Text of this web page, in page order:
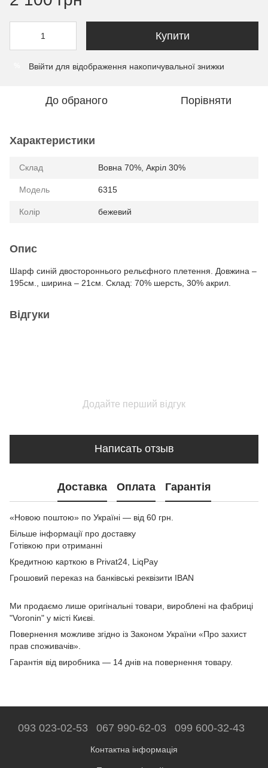
Купити
Ввійти для відображення накопичувальної знижки
До обраного Порівняти
Характеристики
Склад Вовна 70%, Акріл 30%
Модель 6315
Колір бежевий
Опис
Шарф синій двостороннього рельєфного плетення. Довжина –
195см., ширина – 21см. Склад: 70% шерсть, 30% акрил.
Відгуки
Додайте перший відгук
Написать отзыв
Доставка Оплата Гарантія
«Новою поштою» по Україні — від 60 грн.
Більше інформації про доставку
Готівкою при отриманні
Кредитною карткою в Privat24, LiqPay
Грошовий переказ на банківські реквізити IBAN
Ми продаємо лише оригінальні товари, вироблені на фабриці
"Voronin" у місті Києві.
Повернення можливе згідно із Законом України «Про захист
прав споживачів».
Гарантія від виробника — 14 днів на повернення товару.
093 023-02-53 067 990-62-03 099 600-32-43
Контактна інформація